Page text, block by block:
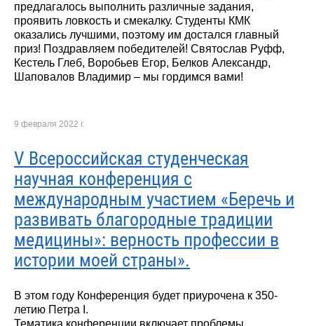
предлагалось выполнить различные задания,
проявить ловкость и смекалку. Студенты КМК
оказались лучшими, поэтому им достался главный
приз! Поздравляем победителей! Святослав Руфф,
Кестель Глеб, Воробьев Егор, Белков Александр,
Шаповалов Владимир – мы гордимся вами!
9 февраля 2022 г.
V Всероссийская студенческая
научная конференция с
международным участием «Беречь и
развивать благородные традиции
медицины»: верность профессии в
истории моей страны».
В этом году Конференция будет приурочена к 350-
летию Петра I.